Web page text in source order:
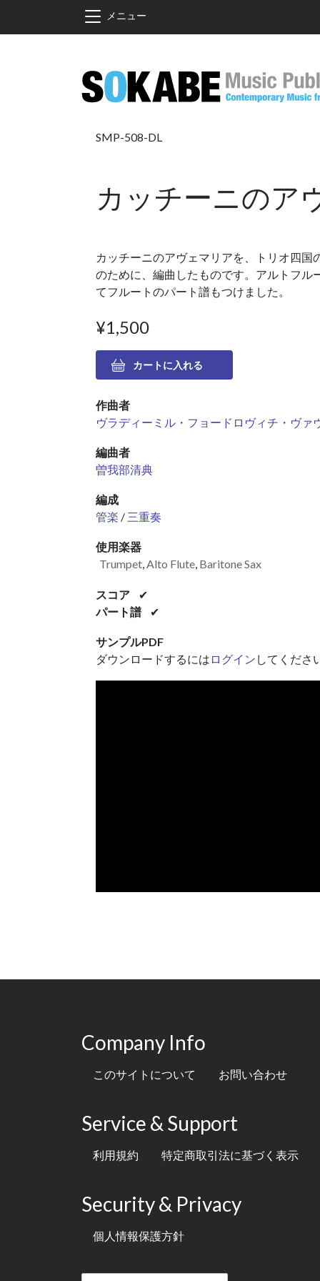
メインコンテンツに移動
メニュー
SMP-508-DL
カッチーニのア
カッチーニのアヴェマリアを、トリオ四国
のために、編曲したものです。アルトフル
てフルートのパート譜もつけました。
¥1,500
作曲者
ヴラディーミル・フョードロヴィチ・ヴァ
編曲者
曽我部清典
編成
管楽 / 三重奏
使用楽器
Trumpet,Alto Flute, Baritone Sax
スコア
✔
パート譜
✔
サンプルPDF
ダウンロードするには ログイン してくださ
Company Info
このサイトについて お問い合わせ
Service & Support
利用規約 特定商取引法に基づく表示
Security & Privacy
個人情報保護方針